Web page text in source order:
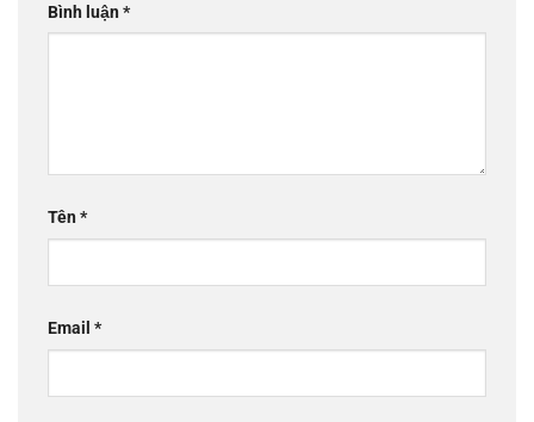
Bình luận*
Tên*
Email *